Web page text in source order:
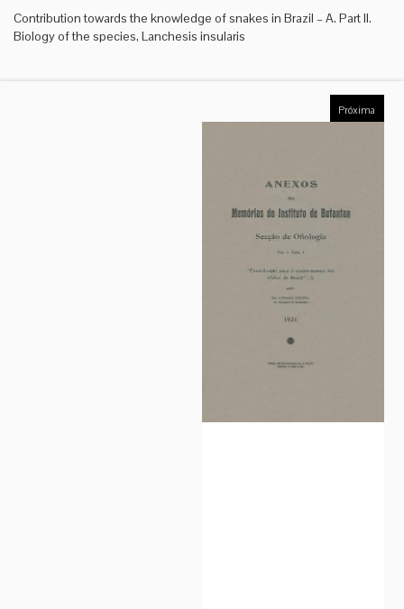
Contribution towards the knowledge of snakes in Brazil – A. Part II.
Biology of the species, Lanchesis insularis
Próxima